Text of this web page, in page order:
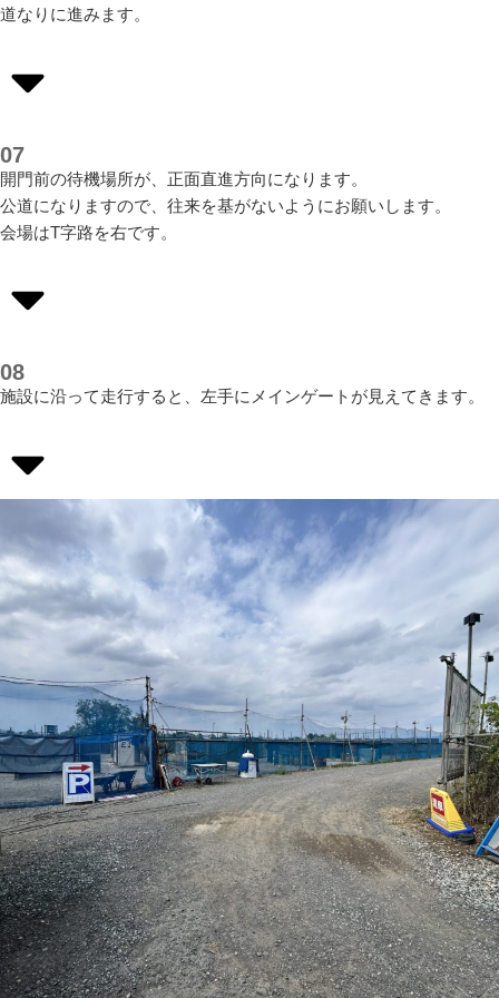
道なりに進みます。
07
開門前の待機場所が、正面直進方向になります。
公道になりますので、往来を基がないようにお願いします。
会場はT字路を右です。
08
施設に沿って走行すると、左手にメインゲートが見えてきます。